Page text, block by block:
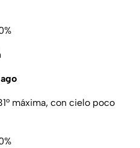
máxima, con cielo poco